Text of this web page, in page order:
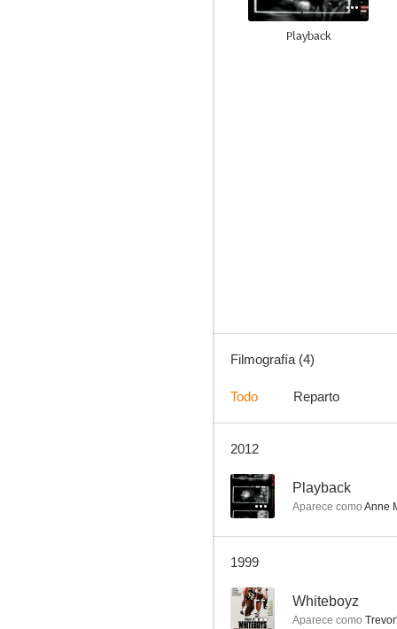
Playback
Filmografía (4)
Todo Reparto
2012
-- Playback
Aparece como Anne
1999
-- Whiteboyz
Aparece como